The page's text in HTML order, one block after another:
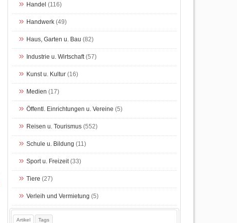
Handel (116)
Handwerk(49)
Haus, Garten u. Bau (82)
Industrie u. Wirtschaft(57)
Kunst u. Kultur(16)
Medien (17)
Öffentl. Einrichtungen u. Vereine (5)
Reisen u. Tourismus(552)
Schule u. Bildung (11)
Sport u. Freizeit(33)
Tiere (27)
Verleih und Vermietung (5)
Artikel Tags